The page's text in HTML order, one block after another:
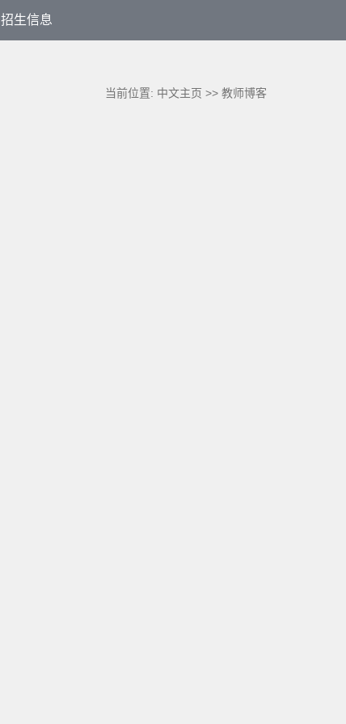
招生信息
当前位置: 中文主页 >>教师博客